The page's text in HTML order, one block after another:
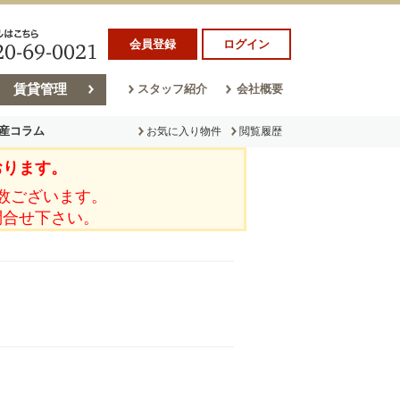
会員登録 ログイン
賃貸管理 スタッフ紹介 会社概要
コラム
ム
お気に入り物件 閲覧履歴
ます。
ざいます。
せ下さい。